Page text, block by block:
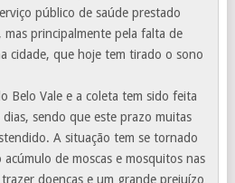
público de saúde prestado
principalmente pela falta de
cidade, que hoje tem tirado o sono
Belo Vale e a coleta tem sido feita
sendo que este prazo muitas
A situação tem se tornado
acúmulo de moscas e mosquitos nas
doenças e um grande prejuízo